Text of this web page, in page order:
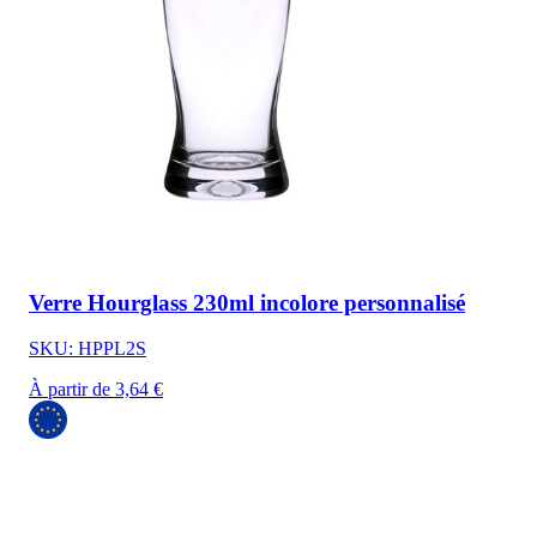
Verre Hourglass 230ml incolore personnalisé
SKU: HPPL2S
À partir de 3,64 €